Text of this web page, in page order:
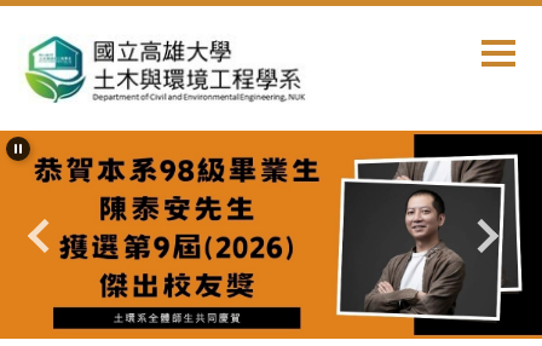
到
主
內
容
首頁 拓展視野 業界實習